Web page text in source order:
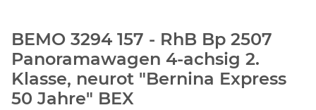
BEMO 3294 157 - RhB Bp 2507
Panoramawagen 4-achsig 2.
Klasse, neurot "Bernina Express
50 Jahre" BEX